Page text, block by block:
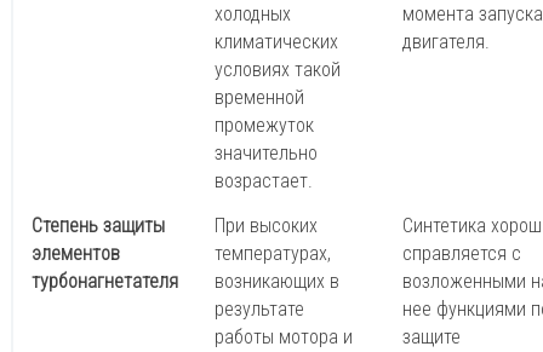
холодных
климатических
условиях такой
временной
промежуток
значительно
возрастает.
момента запуска
двигателя.
Степень защиты
элементов
турбонагнетателя
При высоких
температурах,
возникающих в
результате
работы мотора и
Синтетика
справляется с
возложенными
нее функциями
защите